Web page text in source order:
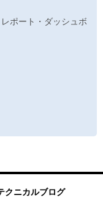
レポート・ダッシュボ
クニカルブログ